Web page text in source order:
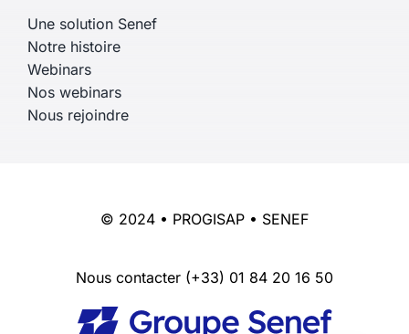
Une solution Senef
Notre histoire
Webinars
Nos webinars
Nous rejoindre
© 2024 • PROGISAP • SENEF
Nous contacter (+33) 01 84 20 16 50
English